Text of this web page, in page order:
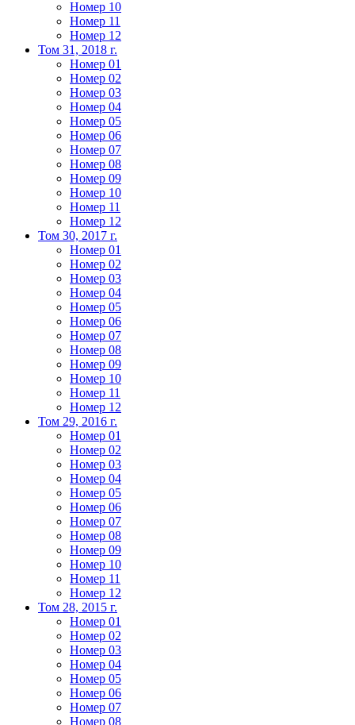
Номер 10
Номер 11
Номер 12
Том 31, 2018 г.
Номер 01
Номер 02
Номер 03
Номер 04
Номер 05
Номер 06
Номер 07
Номер 08
Номер 09
Номер 10
Номер 11
Номер 12
Том 30, 2017 г.
Номер 01
Номер 02
Номер 03
Номер 04
Номер 05
Номер 06
Номер 07
Номер 08
Номер 09
Номер 10
Номер 11
Номер 12
Том 29, 2016 г.
Номер 01
Номер 02
Номер 03
Номер 04
Номер 05
Номер 06
Номер 07
Номер 08
Номер 09
Номер 10
Номер 11
Номер 12
Том 28, 2015 г.
Номер 01
Номер 02
Номер 03
Номер 04
Номер 05
Номер 06
Номер 07
Номер 08